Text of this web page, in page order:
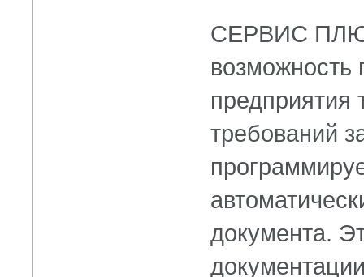
СЕРВИС
возможность
предприятия
требований
документа.